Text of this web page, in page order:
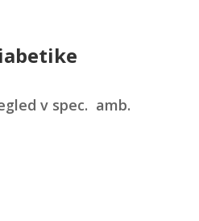
v spec. amb.